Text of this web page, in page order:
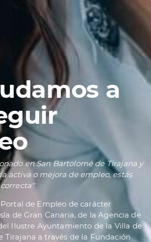
a
en San Bartolomé de Tirajana y
activa o mejora de empleo, estás
de Empleo de carácter
de Gran Canaria, de la Agencia de
Ilustre Ayuntamiento de la Villa de
Tirajana a través de la Fundación